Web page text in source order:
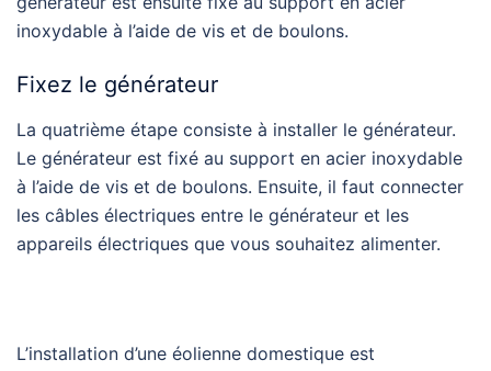
inoxydable à l’aide de vis et de boulons.
Fixez le générateur
La quatrième étape consiste à installer le générateur.
Le générateur est fixé au support en acier inoxydable
à l’aide de vis et de boulons. Ensuite, il faut connecter
les câbles électriques entre le générateur et les
appareils électriques que vous souhaitez alimenter.
L’installation d’une éolienne domestique est